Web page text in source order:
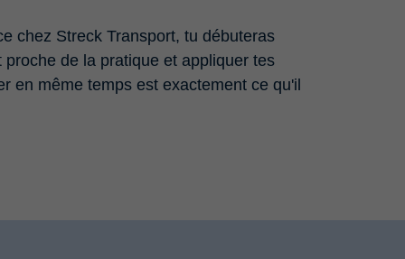
chez Streck Transport, tu débuteras
de la pratique et appliquer tes
en même temps est exactement ce qu'il